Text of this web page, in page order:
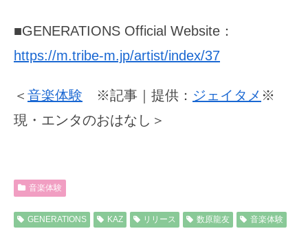
■GENERATIONS Official Website：
https://m.tribe-m.jp/artist/index/37
＜ 音楽体験 ※記事｜提供： ジェイタメ ※
現・エンタのおはなし＞
音楽体験
GENERATIONS KAZ リリース 数原龍友 音楽体験